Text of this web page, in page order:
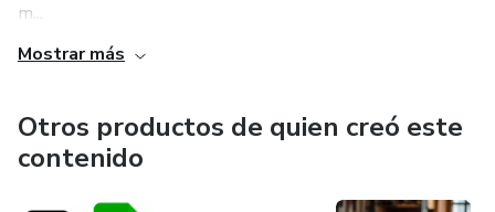
m...
Mostrar más
Otros productos de quien creó este
contenido